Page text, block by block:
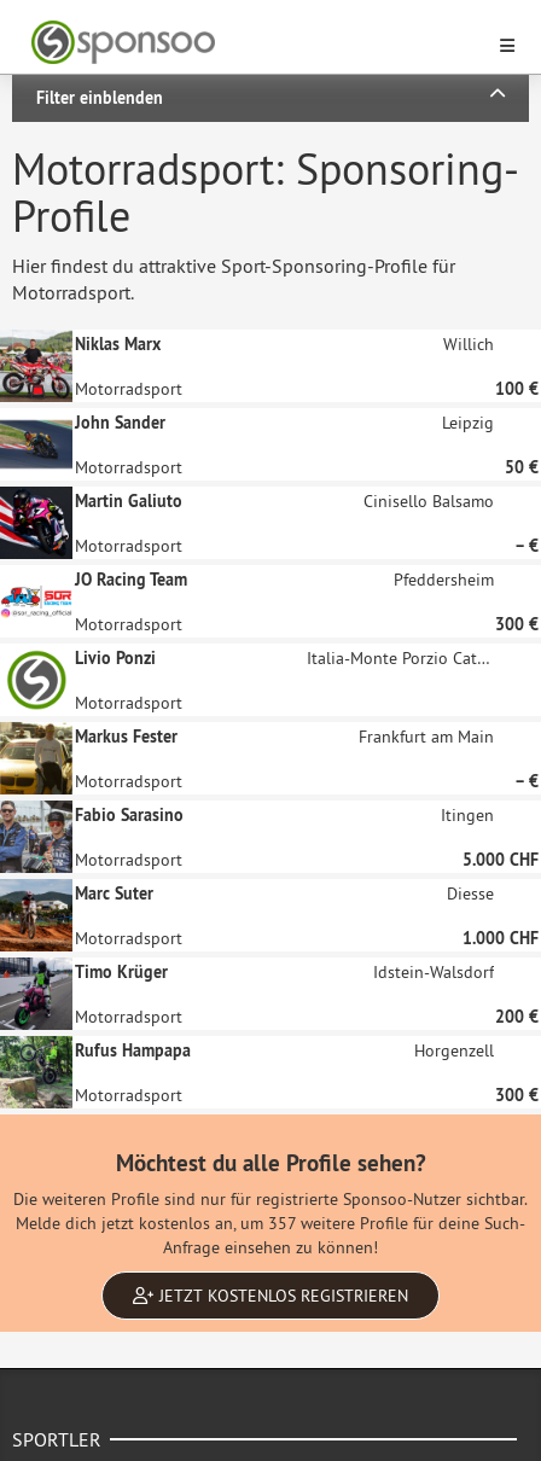
Filter einblenden
Motorradsport: Sponsoring-
Profile
Hier findest du attraktive Sport-Sponsoring-Profile für
Motorradsport.
Niklas Marx Willich
Motorradsport
100 €
John Sander
Leipzig
Motorradsport
50 €
Martin Galiuto
Cinisello Balsamo
Motorradsport
– €
JO Racing Team
Pfeddersheim
Motorradsport
300 €
Livio Ponzi
Italia-Monte Porzio Catone
Motorradsport
Markus Fester
Frankfurt am Main
Motorradsport
– €
Fabio Sarasino
Itingen
Motorradsport
5.000 CHF
Marc Suter
Diesse
Motorradsport
1.000 CHF
Timo Krüger
Idstein-Walsdorf
Motorradsport
200 €
Rufus Hampapa
Horgenzell
Motorradsport 300 €
Möchtest du alle Profile sehen?
Die weiteren Profile sind nur für registrierte Sponsoo-Nutzer sichtbar.
Melde dich jetzt kostenlos an, um 357 weitere Profile für deine Such-
Anfrage einsehen zu können!
JETZT KOSTENLOS REGISTRIEREN
SPORTLER